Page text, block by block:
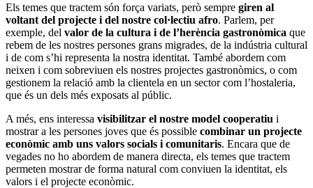
Els temes que tractem són força variats, però sempre giren al
voltant del projecte i del nostre col·lectiu afro. Parlem, per
exemple, del valor de la cultura i de l’herència gastronòmica que
rebem de les nostres persones grans migrades, de la indústria cultural
i de com s’hi representa la nostra identitat. També abordem com
neixen i com sobreviuen els nostres projectes gastronòmics, o com
gestionem la relació amb la clientela en un sector com l’hostaleria,
que és un dels més exposats al públic.
A més, ens interessa visibilitzar el nostre model cooperatiu i
mostrar a les persones joves que és possible combinar un projecte
econòmic amb uns valors socials i comunitaris. Encara que de
vegades no ho abordem de manera directa, els temes que tractem
permeten mostrar de forma natural com conviuen la identitat, els
valors i el projecte econòmic.